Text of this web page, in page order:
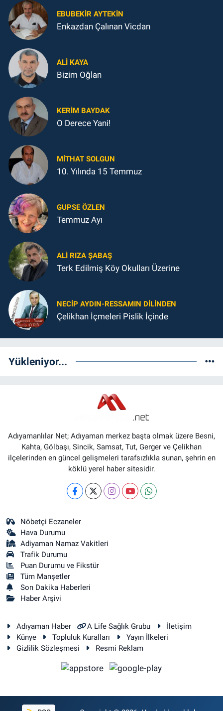
EBUBEKIR AYTEKIN
Enkazdan Çalınan Vicdan
ALI KAYA
Bizim Oğlan
KERIM BAYDAK
O Derece Yani!
MITHAT SOLGUN
10. Yılında 15 Temmuz
GUPSE ÖZLEN
Temmuz Ayı
ALI RIZA ŞABAŞ
Terk Edilmiş Köy Okulları Üzerine
NECIP AYDIN-RESSAMIN DILINDEN
Çelikhan İçmeleri Pislik İçinde
Yükleniyor...
Adıyamanlılar Net; Adıyaman merkez başta olmak üzere Besni,
Kahta, Gölbaşı, Sincik, Samsat, Tut, Gerger ve Çelikhan
ilçelerinden en güncel gelişmeleri tarafsızlıkla sunan, şehrin en
köklü yerel haber sitesidir.
Nöbetçi Eczaneler
Hava Durumu
Adiyaman Namaz Vakitleri
Trafik Durumu
Puan Durumu ve Fikstür
Tüm Manşetler
Son Dakika Haberleri
Haber Arşivi
Adıyaman Haber A Life Sağlık Grubu
İletişim
Künye
Topluluk Kuralları
Yayın İlkeleri
Gizlilik Sözleşmesi
Resmi Reklam